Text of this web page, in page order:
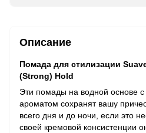
Описание
Помада для стилизации
(Strong) Hold
Эти помады на водной основе с
ароматом сохранят вашу
всего дня и до ночи, если это
своей кремовой консистенции